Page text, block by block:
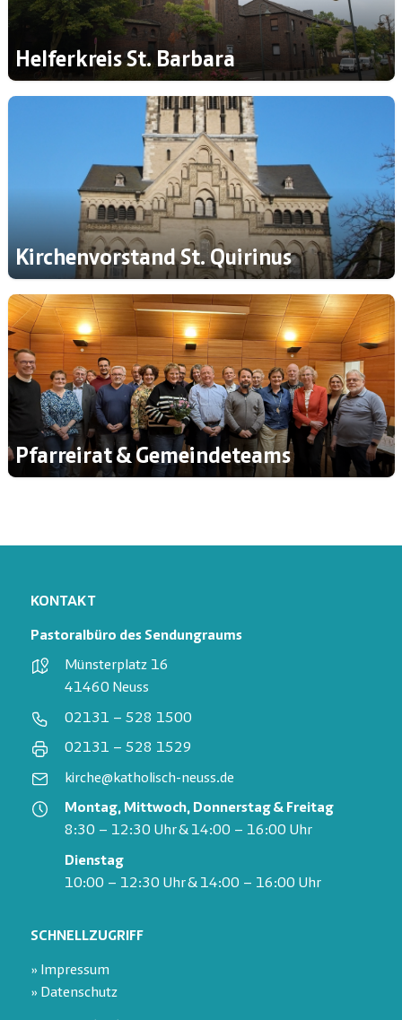
Helferkreis St. Barbara
Kirchenvorstand St. Quirinus
Pfarreirat & Gemeindeteams
KONTAKT
Pastoralbüro des Sendungraums
Münsterplatz 16
41460 Neuss
02131 – 528 1500
02131 – 528 1529
kirche@katholisch-neuss.de
Montag, Mittwoch, Donnerstag & Freitag
8:30 – 12:30 Uhr & 14:00 – 16:00 Uhr
Dienstag
10:00 – 12:30 Uhr & 14:00 – 16:00 Uhr
SCHNELLZUGRIFF
» Impressum
» Datenschutz